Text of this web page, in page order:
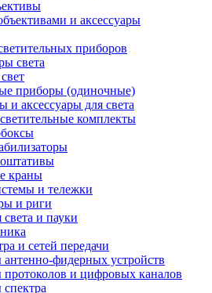
и аксессуары
приборов
света
приборы (одиночные)
и аксессуары для света
комплекты
краны
и тележки
и риги
и пауки
и сетей передачи
фидерных устройств
протоколов и цифровых каналов